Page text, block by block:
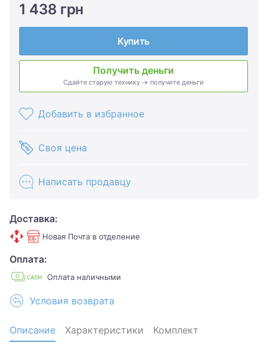
1 438 грн
Купить
Получить деньги
Сдайте старую технику → получите деньги
Добавить в избранное
Своя цена
Написать продавцу
Доставка:
Новая Почта в отделение
Оплата:
Оплата наличными
Условия возврата
Описание Характеристики Комплект